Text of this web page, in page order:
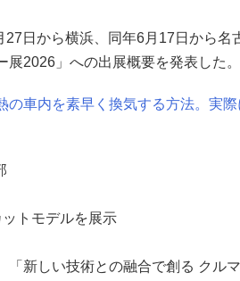
27日から横浜、同年6月17日から名
展2026」への出展概要を発表した。
の車内を素早く換気する方法。実
トモデルを展示
「新しい技術との融合で創る クル